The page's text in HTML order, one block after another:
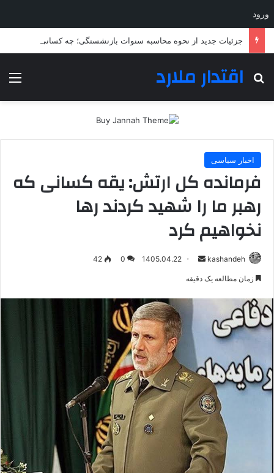
ورود
اقتدار ملارد
جستجو برای
اخبار سیاسی
فرمانده کل ارتش: یقه کسانی که
رهبر ما را شهید کردند رها
نخواهیم کرد
kashandeh
ارسال1405.04.22
0
42
زمان مطالعه یک دقیقه